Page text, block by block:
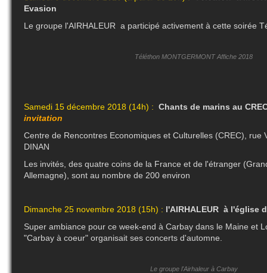
Evasion
Le groupe l'AIRHALEUR a participé activement à cette soirée
Téléthon MONTGERMONT Affiche 2018
Samedi 15 décembre 2018 (14h) : Chants de marins au
invitation
Centre de Rencontres Economiques et Culturelles (CREC), rue
DINAN
Les invités, des quatre coins de la France et de l'étranger
Allemagne), sont au nombre de 200 environ
Dimanche 25 novembre 2018 (15h) : l'AIRHALEUR à l'église
Super ambiance pour ce week-end à Carbay dans le Maine et
"Carbay à coeur" organisait ses concerts d'automne.
Le groupe l'Airhaleur à Carbay